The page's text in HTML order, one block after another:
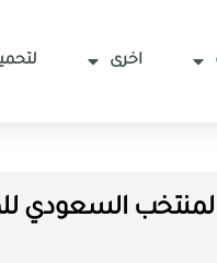
اخرى
السعودي